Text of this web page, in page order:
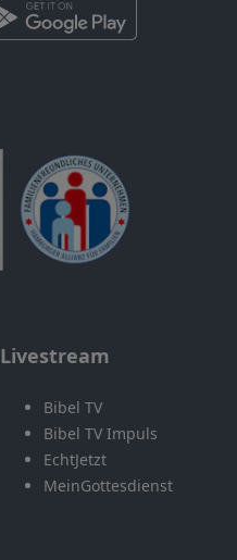
Livestream
Bibel TV
Bibel TV Impuls
EchtJetzt
MeinGottesdienst